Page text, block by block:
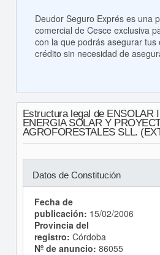
Deudor Seguro Exprés es una
comercial de Cesce exclusiva
con la que podrás asegurar tus
crédito sin necesidad de
Estructura legal de ENSOLAR
ENERGIA SOLAR Y
AGROFORESTALES SLL.
Datos de Constitución
Fecha de
publicación: 15/02/2006
Provincia del
registro: Córdoba
Nº de anuncio: 86055